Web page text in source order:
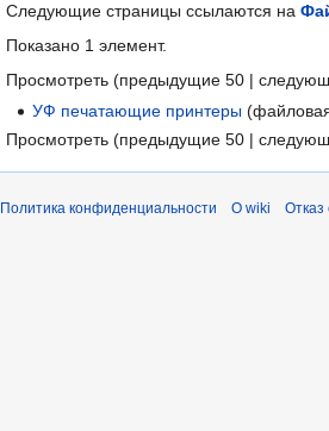
Следующие страницы ссылаются на
Показано 1 элемент.
Просмотреть (предыдущие 50 |
УФ печатающие принтеры
Просмотреть (предыдущие 50 |
Политика конфиденциальности О wiki Отказ